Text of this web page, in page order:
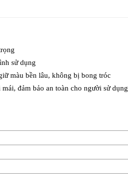
sử dụng
màu bền lâu, không bị bong tróc
đảm bảo an toàn cho người sử dụng